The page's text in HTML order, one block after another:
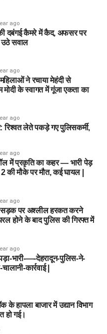
ago
की दबंगई कैमरे में कैद, अफसर पर
उठे सवाल
ago
ने रचाया मेहंदी से
मोदी के स्वागत में गूंजा एकता का
ago
रिश्वत लेते पकड़े गए पुलिसकर्मी,
ago
में प्रकृति का कहर — भारी पेड़
की मौके पर मौत, कई घायल |
ago
सड़क पर अश्लील हरकत करने
होने के बाद पुलिस की गिरफ्त में
ago
भारी-—-देहरादून-पुलिस-ने-
कार्रवाई |
हापला बाजार में उद्यान विभाग
हो गई।